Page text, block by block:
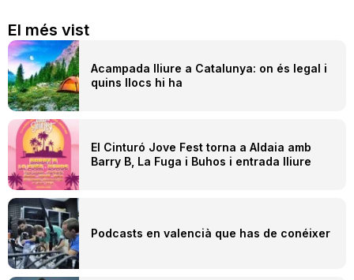
El més vist
Acampada lliure a Catalunya: on és legal i
quins llocs hi ha
El Cinturó Jove Fest torna a Aldaia amb
Barry B, La Fuga i Buhos i entrada lliure
Podcasts en valencià que has de conéixer